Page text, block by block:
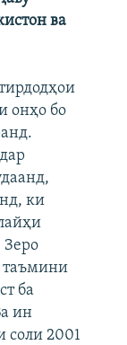
ва
онҳо бо
ки
Зеро
таъмини
ба
ин
соли 2001